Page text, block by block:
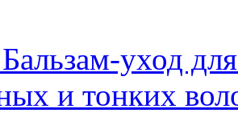
уход
и тонких